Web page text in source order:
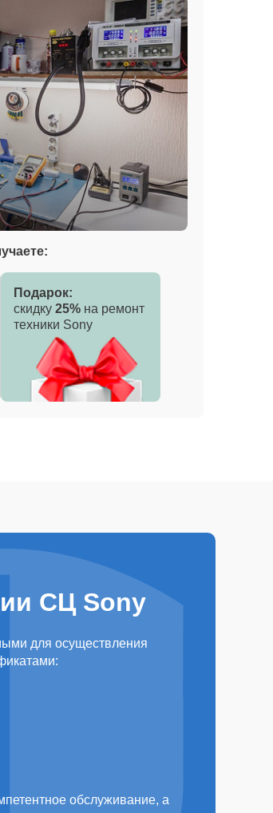
Подарок:
скидку 25% на ремонт
техники Sony
СЦ Sony
для осуществления
обслуживание, а